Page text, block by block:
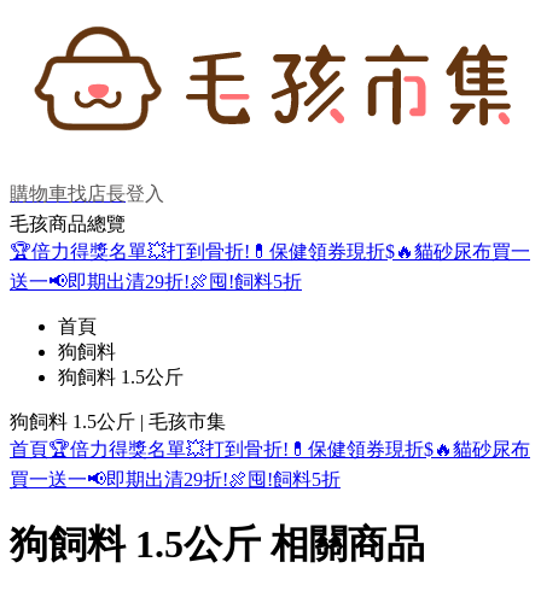
購物車找店長登入
毛孩商品總覽
🏆倍力得獎名單💥打到骨折! 💊保健領券現折$🔥貓砂尿布買一
送一📢即期出清29折!🍖囤!飼料5折
首頁
狗飼料
狗飼料 1.5公斤
狗飼料 1.5公斤 | 毛孩市集
首頁🏆倍力得獎名單💥打到骨折! 💊保健領券現折$🔥貓砂尿布
買一送一📢即期出清29折!🍖囤!飼料5折
狗飼料 1.5公斤 相關商品